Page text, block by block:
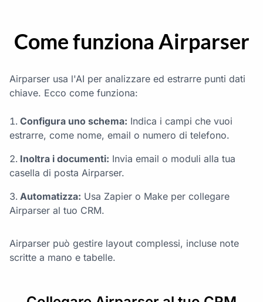
Come funziona Airparser
Airparser usa l'AI per analizzare ed estrarre punti dati
chiave. Ecco come funziona:
Configura uno schema: Indica i campi che vuoi
estrarre, come nome, email o numero di telefono.
Inoltra i documenti: Invia email o moduli alla tua
casella di posta Airparser.
Automatizza: Usa Zapier o Make per collegare
Airparser al tuo CRM.
Airparser può gestire layout complessi, incluse note
scritte a mano e tabelle.